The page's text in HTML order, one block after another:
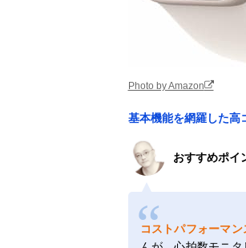
Photo by Amazon
基本機能を網羅した高
おすすめポイ
コストパフォーマ